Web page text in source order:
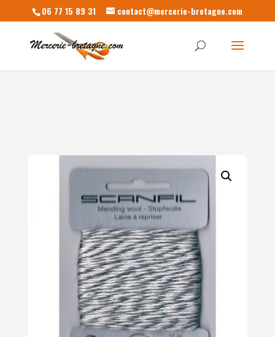
06 77 15 89 31 contact@mercerie-bretagne.com